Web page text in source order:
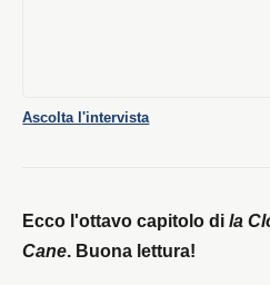
Ascolta l'intervista
Ecco l'ottavo capitolo dila
Cane . Buona lettura!